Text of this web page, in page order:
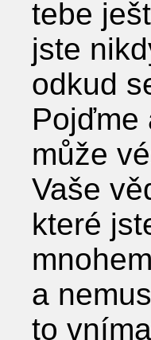
tebe
jste
odkud
Pojďme
může
Vaše
které
a
to